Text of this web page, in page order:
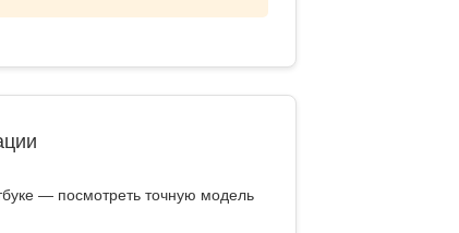
— посмотреть точную модель